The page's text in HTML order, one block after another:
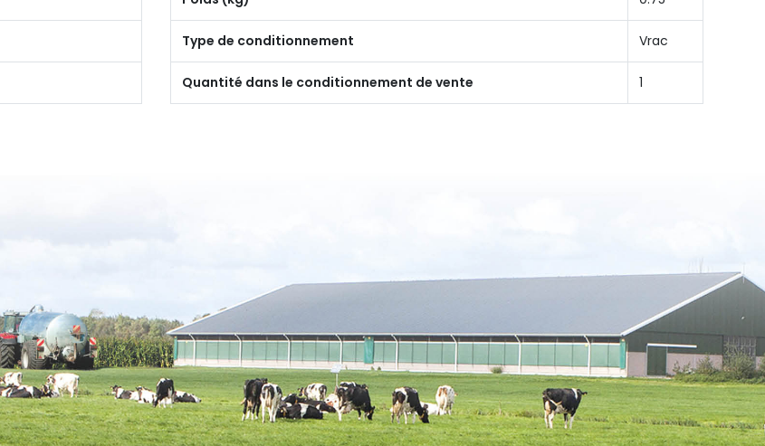
Type de conditionnement Vrac
Quantité dans le conditionnement de vente 1